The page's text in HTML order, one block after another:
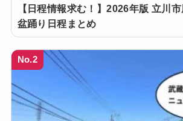
【日程情報求む！】2026年版 立川
盆踊り日程まとめ
No.2